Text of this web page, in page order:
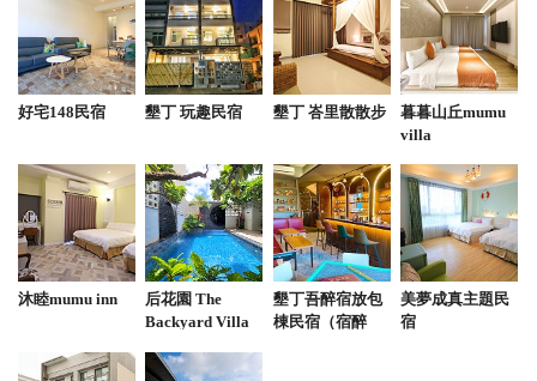
from google
2025-04-27 09:01:55
但豆香味比較淡。蛋餅和法國吐司的味道也偏平淡，
吃起來少了些層次感。出餐速度稍慢，即使客人不多
也需要等待。服務態度尚可，但少了點親切感。 整體
來說還有進步空間，希望未來能在口味和細節上更用
心。
好宅148民宿 墾丁 玩趣民宿 墾丁 峇里散散步
暮暮山丘mumu
villa
沐睦mumu inn
后花園 The
Backyard Villa
墾丁吾醉宿放包
棟民宿（宿醉
美夢成真主題民
宿